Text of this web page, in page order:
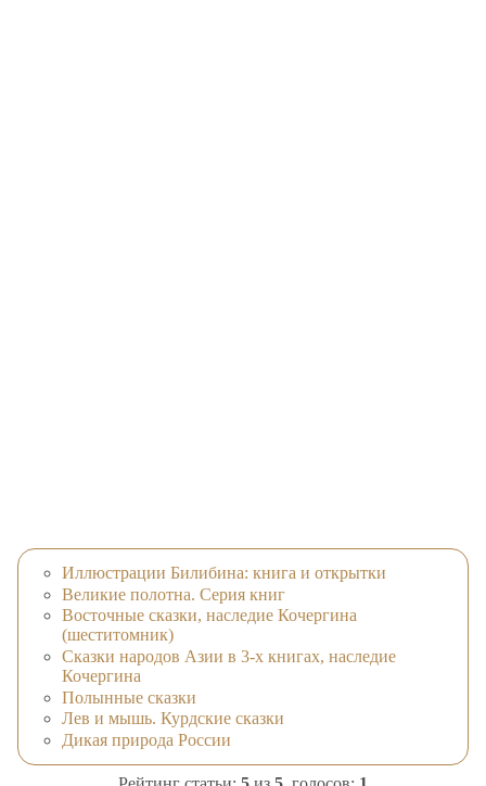
Иллюстрации Билибина: книга и открытки
Великие полотна. Серия книг
Восточные сказки, наследие Кочергина
(шеститомник)
Сказки народов Азии в 3-х книгах, наследие
Кочергина
Полынные сказки
Лев и мышь. Курдские сказки
Дикая природа России